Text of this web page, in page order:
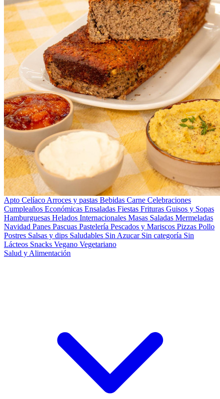
Apto Celíaco Arroces y pastas Bebidas Carne Celebraciones
Cumpleaños Económicas Ensaladas Fiestas Frituras Guisos y Sopas
Hamburguesas Helados Internacionales Masas Saladas Mermeladas
Navidad Panes Pascuas Pastelería Pescados y Mariscos Pizzas Pollo
Postres Salsas y dips Saludables Sin Azucar Sin categoría Sin
Lácteos Snacks Vegano Vegetariano
Salud y Alimentación